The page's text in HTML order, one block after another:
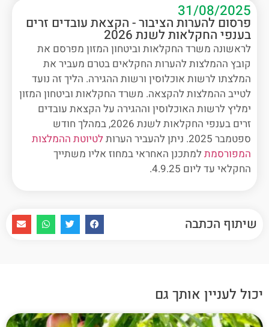
31/08/2025
פרסום להערות הציבור - הקצאת עובדים זרים
בענפי החקלאות לשנת 2026
לראשונה משרד החקלאות וביטחון המזון מפרסם את
קובץ ההמלצות להערות החקלאים בטרם מעביר את
המלצתו לרשות אוכלוסין ורשות ההגירה. הליך זה נועד
לטייב ההמלצות להקצאה. משרד החקלאות וביטחון המזון
ימליץ לרשות האוכלוסין וההגירה על הקצאת עובדים
זרים בענפי החקלאות לשנת 2026, במהלך חודש
ספטמבר 2025. ניתן להעביר הערות
לטיוטת ההמלצות
המפורסמת למתכנן האחראי במחוז אליו משתייך
החקלאי עד ליום 4.9.25.
שיתוף הכתבה
יכול לעניין אותך גם